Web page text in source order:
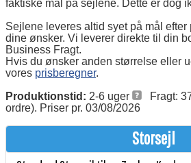
faktiske mål på sejlene. Dette er dog
Sejlene leveres altid syet på mål efter
dine ønsker. Vi leverer direkte til din
Business Fragt.
Hvis du ønsker anden størrelse eller
vores prisberegner.
Produktionstid: 2-6 uger
Fragt:
ordre). Priser pr. 03/08/2026
Storsejl